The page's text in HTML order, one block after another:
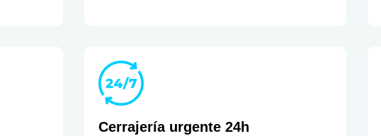
Cerrajería urgente 24h